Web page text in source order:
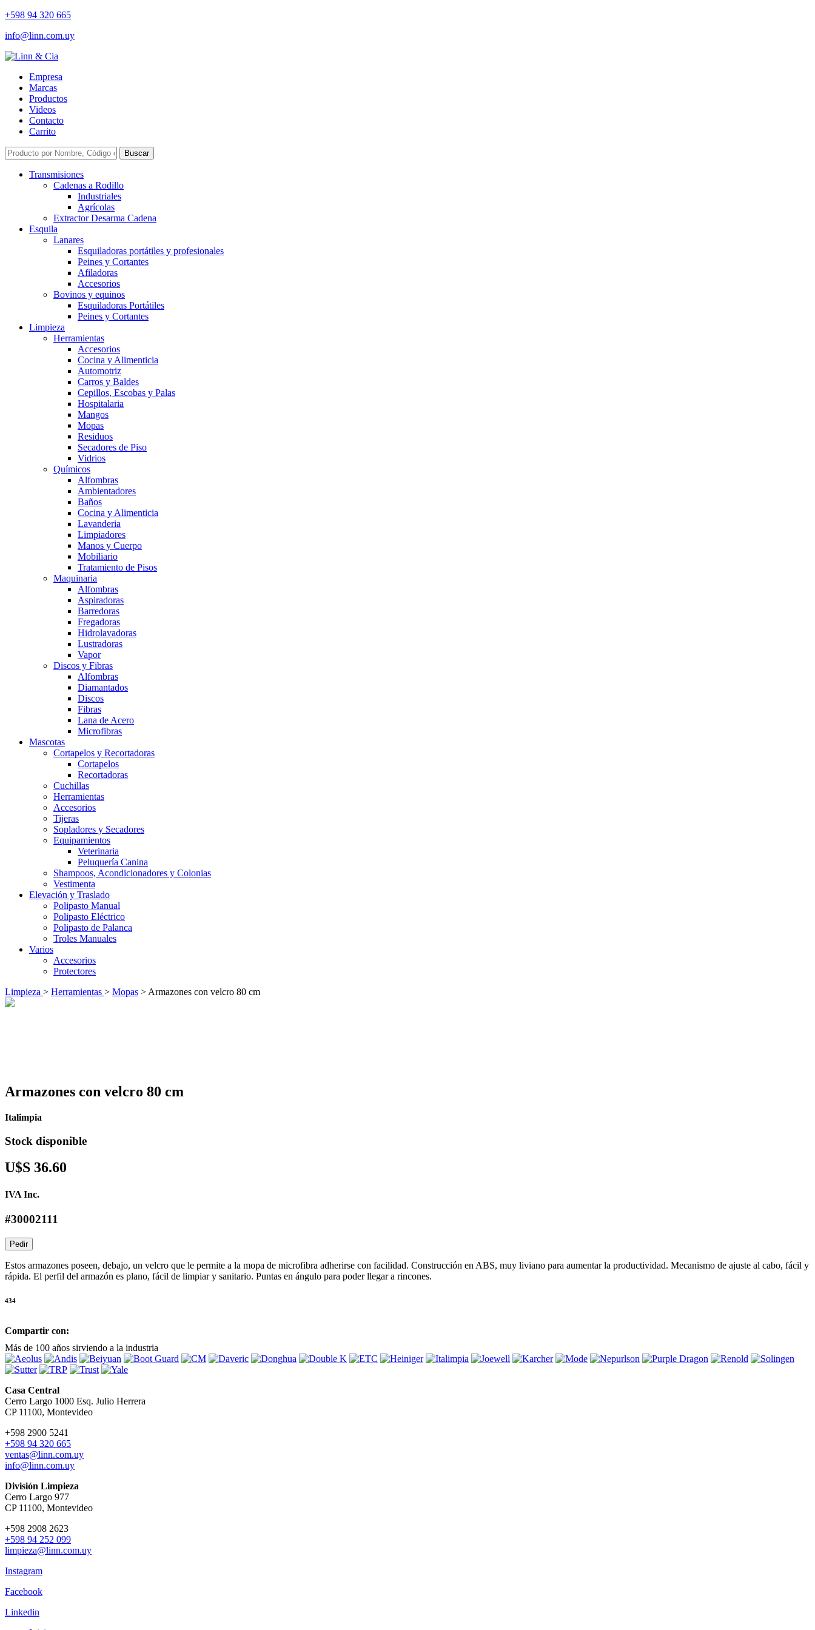
+598 94 320 665
info@linn.com.uy
Empresa
Marcas
Productos
Videos
Contacto
Carrito
Buscar
Transmisiones
Cadenas a Rodillo
Industriales
Agrícolas
Extractor Desarma Cadena
Esquila
Lanares
Esquiladoras portátiles y profesionales
Peines y Cortantes
Afiladoras
Accesorios
Bovinos y equinos
Esquiladoras Portátiles
Peines y Cortantes
Limpieza
Herramientas
Accesorios
Cocina y Alimenticia
Automotriz
Carros y Baldes
Cepillos, Escobas y Palas
Hospitalaria
Mangos
Mopas
Residuos
Secadores de Piso
Vidrios
Químicos
Alfombras
Ambientadores
Baños
Cocina y Alimenticia
Lavanderia
Limpiadores
Manos y Cuerpo
Mobiliario
Tratamiento de Pisos
Maquinaria
Alfombras
Aspiradoras
Barredoras
Fregadoras
Hidrolavadoras
Lustradoras
Vapor
Discos y Fibras
Alfombras
Diamantados
Discos
Fibras
Lana de Acero
Microfibras
Mascotas
Cortapelos y Recortadoras
Cortapelos
Recortadoras
Cuchillas
Herramientas
Accesorios
Tijeras
Sopladores y Secadores
Equipamientos
Veterinaria
Peluquería Canina
Shampoos, Acondicionadores y Colonias
Vestimenta
Elevación y Traslado
Polipasto Manual
Polipasto Eléctrico
Polipasto de Palanca
Troles Manuales
Varios
Accesorios
Protectores
Limpieza > Herramientas > Mopas > Armazones con velcro 80 cm
Armazones con velcro 80 cm
Italimpia
Stock disponible
U$S 36.60
IVA Inc.
#30002111
Pedir
Estos armazones poseen, debajo, un velcro que le permite a la mopa de microfibra adherirse con facilidad. Construcción en ABS, muy liviano para aumentar la productividad. Mecanismo de ajuste al cabo, fácil y
rápida. El perfil del armazón es plano, fácil de limpiar y sanitario. Puntas en ángulo para poder llegar a rincones.
434
Compartir con:
Más de 100 años sirviendo a la industria
Casa Central
Cerro Largo 1000 Esq. Julio Herrera
CP 11100, Montevideo
+598 2900 5241
+598 94 320 665
ventas@linn.com.uy
info@linn.com.uy
División Limpieza
Cerro Largo 977
CP 11100, Montevideo
+598 2908 2623
+598 94 252 099
limpieza@linn.com.uy
Instagram
Facebook
Linkedin